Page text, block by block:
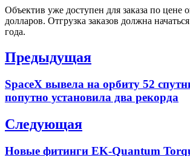
Объектив уже доступен для заказа по цене
долларов. Отгрузка заказов должна
года.
Навигация
записям
Предыдущая
Previous
post:
SpaceX вывела на орбиту 52
попутно установила два рекорда
Следующая
Next
Новые фитинги EK-Quantum